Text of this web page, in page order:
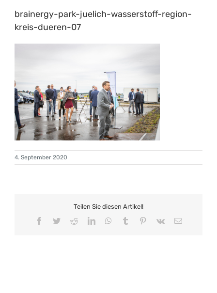
brainergy-park-juelich-wasserstoff-region-
kreis-dueren-07
4. September 2020
Teilen Sie diesen Artikel!
Facebook
TwitterRedditLinkedInWhatsApp
Tumblr Pinterest
Vk
E-